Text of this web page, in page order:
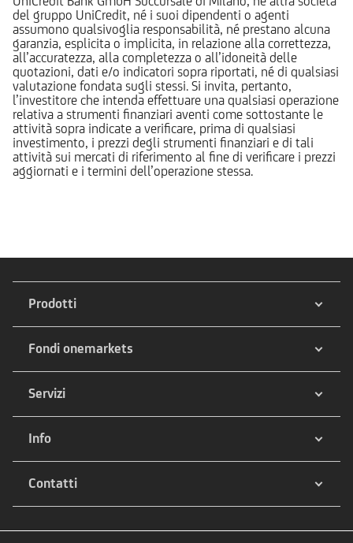
del gruppo UniCredit, né i suoi dipendenti o agenti
assumono qualsivoglia responsabilità, né prestano alcuna
garanzia, esplicita o implicita, in relazione alla correttezza,
all’accuratezza, alla completezza o all’idoneità delle
quotazioni, dati e/o indicatori sopra riportati, né di qualsiasi
valutazione fondata sugli stessi. Si invita, pertanto,
l’investitore che intenda effettuare una qualsiasi operazione
relativa a strumenti finanziari aventi come sottostante le
attività sopra indicate a verificare, prima di qualsiasi
investimento, i prezzi degli strumenti finanziari e di tali
attività sui mercati di riferimento al fine di verificare i prezzi
aggiornati e i termini dell’operazione stessa.
Prodotti
Fondi onemarkets
Servizi
Info
Contatti